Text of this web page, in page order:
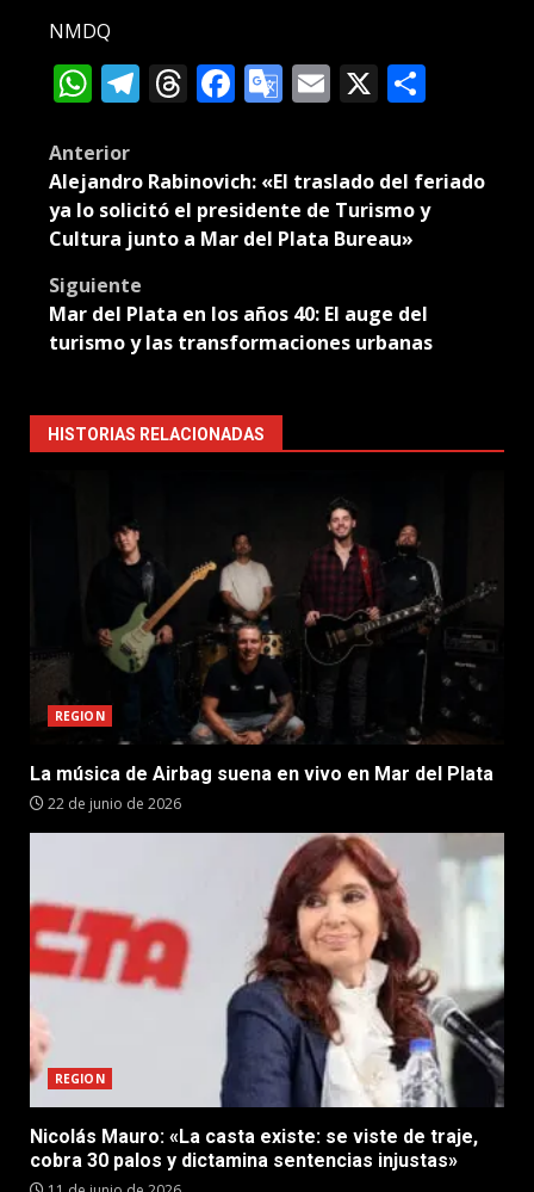
NMDQ
WhatsApp
Telegram
Threads
Facebook
Google
Email
X
Post
navigation
Anterior
Alejandro Rabinovich: «El traslado del feriado
ya lo solicitó el presidente de Turismo y
Cultura junto a Mar del Plata Bureau»
Siguiente
Mar del Plata en los años 40: El auge del
turismo y las transformaciones urbanas
HISTORIAS RELACIONADAS
REGION
La música de Airbag suena en vivo en Mar del Plata
22 de junio de 2026
REGION
Nicolás Mauro: «La casta existe: se viste de traje,
cobra 30 palos y dictamina sentencias injustas»